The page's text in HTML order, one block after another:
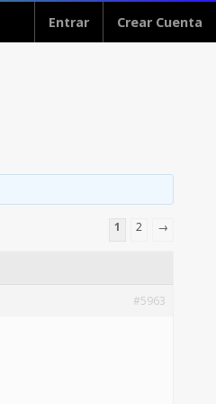
Entrar Crear Cuenta
1 2 →
#5963